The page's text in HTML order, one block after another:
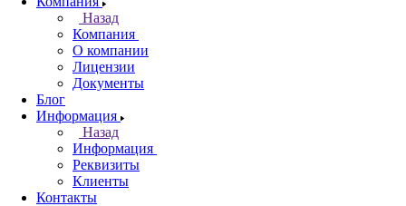
Назад
Компания
О компании
Лицензии
Документы
Блог
Информация
Назад
Информация
Реквизиты
Клиенты
Контакты